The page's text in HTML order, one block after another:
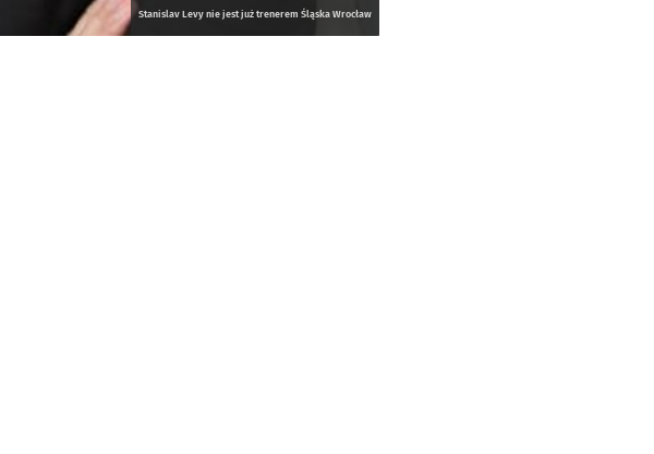
Stanislav Levy nie jest już trenerem Śląska Wrocław